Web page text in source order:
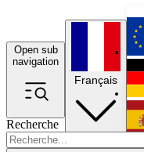
Open sub
navigation
Recherche
Français